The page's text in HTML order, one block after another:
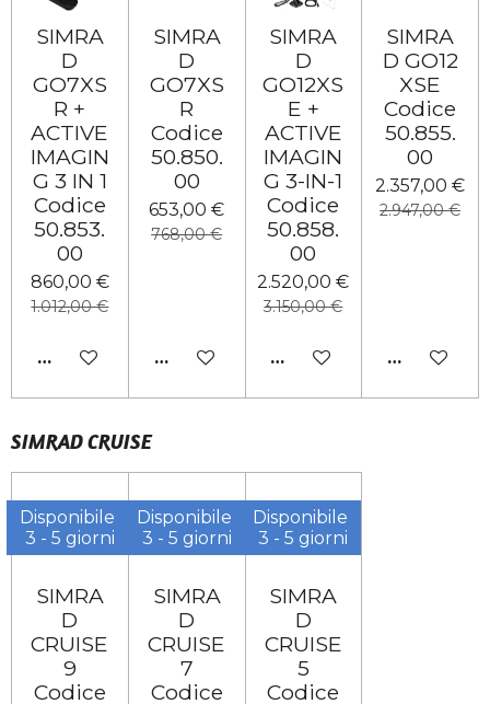
SIMRA
D
GO7XS
R +
ACTIVE
IMAGIN
G 3 IN 1
Codice
50.853.
00
860,00 €
1.012,00 €
AGGIUNGI AL CARRELLO
SIMRA
D
GO7XS
R
Codice
50.850.
00
653,00 €
768,00 €
AGGIUNGI AL CARRELLO
SIMRA
D
GO12XS
E +
ACTIVE
IMAGIN
G 3-IN-1
Codice
50.858.
00
2.520,00 €
3.150,00 €
AVVISAMI QUANDO
SIMRA
D GO12
XSE
Codice
50.855.
00
2.357,00 €
2.947,00 €
AVVISAMI
SIMRAD CRUISE
Disponibile
3 - 5 giorni
SIMRA
D
CRUISE
9
Codice
Disponibile
3 - 5 giorni
SIMRA
D
CRUISE
7
Codice
Disponibile
3 - 5 giorni
SIMRA
D
CRUISE
5
Codice